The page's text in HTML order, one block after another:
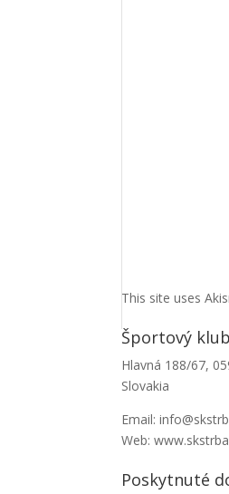
This site uses
Športový
Hlavná 188/67,
Slovakia
Email:
Web:
Poskytnuté